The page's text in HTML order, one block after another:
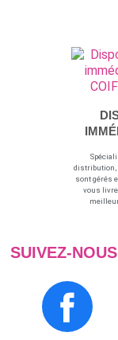
distribution,
sont gérés
vous
SUIVEZ-